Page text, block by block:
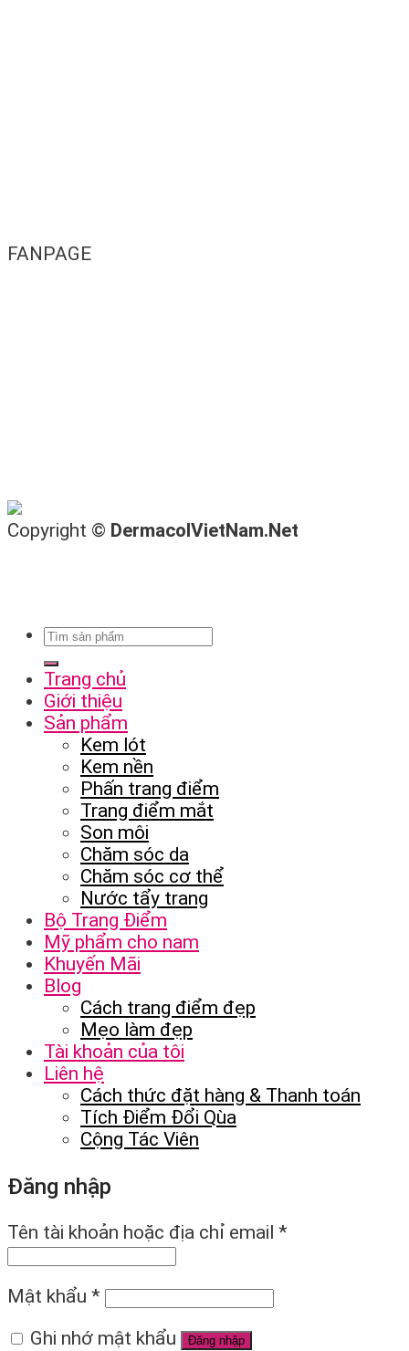
FANPAGE
Copyright © DermacolVietNam.Net
Trang chủ
Giới thiệu
Sản phẩm
Kem lót
Kem nền
Phấn trang điểm
Trang điểm mắt
Son môi
Chăm sóc da
Chăm sóc cơ thể
Nước tẩy trang
Bộ Trang Điểm
Mỹ phẩm cho nam
Khuyến Mãi
Blog
Cách trang điểm đẹp
Mẹo làm đẹp
Tài khoản của tôi
Liên hệ
Cách thức đặt hàng & Thanh toán
Tích Điểm Đổi Qùa
Cộng Tác Viên
Đăng nhập
Tên tài khoản hoặc địa chỉ email *
Mật khẩu *
Ghi nhớ mật khẩu
Đăng nhập